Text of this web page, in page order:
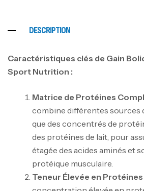
DESCRIPTION
Caractéristiques clés de Gain
Sport Nutrition :
Matrice de Protéines
combine différentes sources
que des concentrés de
des protéines de lait, pour
étagée des acides aminés et
protéique musculaire.
Teneur Élevée en Protéines